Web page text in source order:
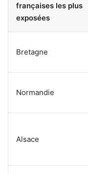
françaises les plus
exposées
Bretagne
Normandie
Alsace